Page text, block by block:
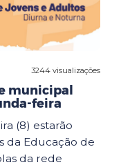
3244 visualizações
municipal
feira
(8) estarão
da Educação de
da rede